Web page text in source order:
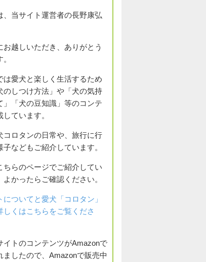
、当サイト運営者の長野康弘
お越しいただき、ありがとう
は愛犬と楽しく生活するため
のしつけ方法」や「犬の気持
」「犬の豆知識」等のコンテ
しています。
コロタンの日常や、旅行に行
子などもご紹介しています。
ちらのページでご紹介してい
よかったらご確認ください。
についてと愛犬「コロタン」
しくはこちらをご覧くださ
イトのコンテンツがAmazonで
ましたので、Amazonで販売中